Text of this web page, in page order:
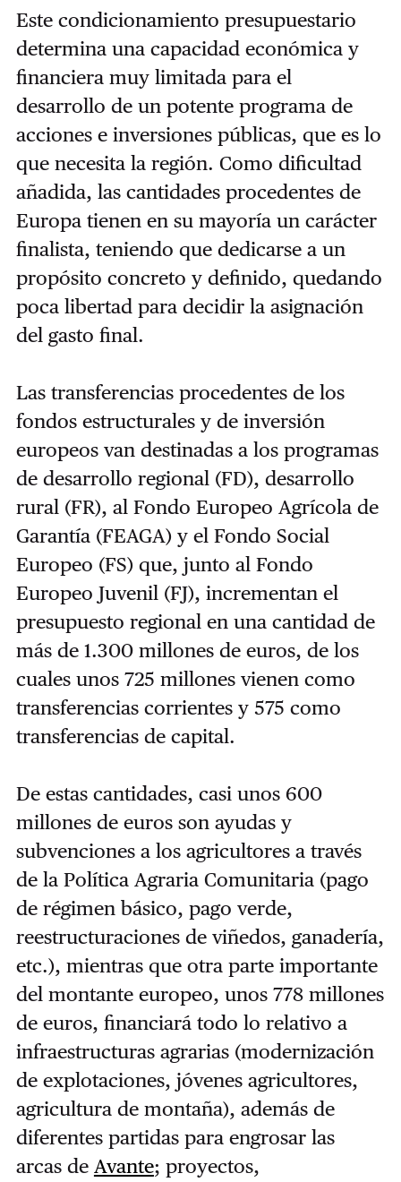
Este condicionamiento presupuestario
determina una capacidad económica y
financiera muy limitada para el
desarrollo de un potente programa de
acciones e inversiones públicas, que es lo
que necesita la región. Como dificultad
añadida, las cantidades procedentes de
Europa tienen en su mayoría un carácter
finalista, teniendo que dedicarse a un
propósito concreto y definido, quedando
poca libertad para decidir la asignación
del gasto final.
Las transferencias procedentes de los
fondos estructurales y de inversión
europeos van destinadas a los programas
de desarrollo regional (FD), desarrollo
rural (FR), al Fondo Europeo Agrícola de
Garantía (FEAGA) y el Fondo Social
Europeo (FS) que, junto al Fondo
Europeo Juvenil (FJ), incrementan el
presupuesto regional en una cantidad de
más de 1.300 millones de euros, de los
cuales unos 725 millones vienen como
transferencias corrientes y 575 como
transferencias de capital.
De estas cantidades, casi unos 600
millones de euros son ayudas y
subvenciones a los agricultores a través
de la Política Agraria Comunitaria (pago
de régimen básico, pago verde,
reestructuraciones de viñedos, ganadería,
etc.), mientras que otra parte importante
del montante europeo, unos 778 millones
de euros, financiará todo lo relativo a
infraestructuras agrarias (modernización
de explotaciones, jóvenes agricultores,
agricultura de montaña), además de
diferentes partidas para engrosar las
arcas de Avante; proyectos,